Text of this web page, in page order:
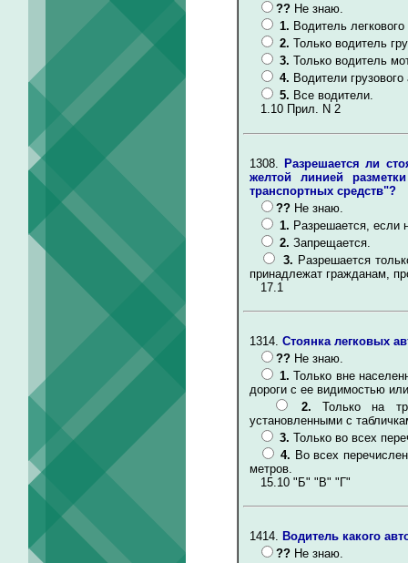
?? Не знаю.
1. Водитель
2. Только водитель
3. Только водитель
4. Водители
5. Все водители.
1.10 Прил. N 2
1308.Разрешается ли
желтой линией
транспортных средств"?
?? Не знаю.
1. Разрешается, если
2. Запрещается.
3. Разрешается
принадлежат гражданам,
17.1
1314. Стоянка легковых
?? Не знаю.
1.Только вне
дороги с ее видимостью
2.Только на
установленными с
3. Только во всех
4. Во всех
метров.
15.10 "Б" "В" "Г"
1414. Водитель какого
?? Не знаю.